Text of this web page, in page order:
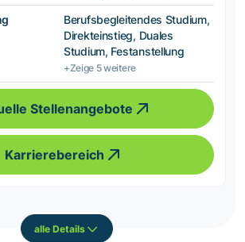
Berufsbegleitendes Studium,
Direkteinstieg, Duales
Studium, Festanstellung
+Zeige 5 weitere
Stellenangebote
Karrierebereich
alle Details